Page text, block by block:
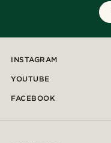
INSTAGRAM
YOUTUBE
FACEBOOK